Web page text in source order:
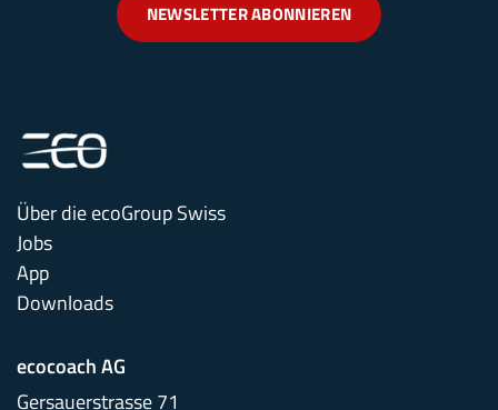
NEWSLETTER ABONNIEREN
Über die ecoGroup Swiss
Jobs
App
Downloads
ecocoach AG
Gersauerstrasse 71